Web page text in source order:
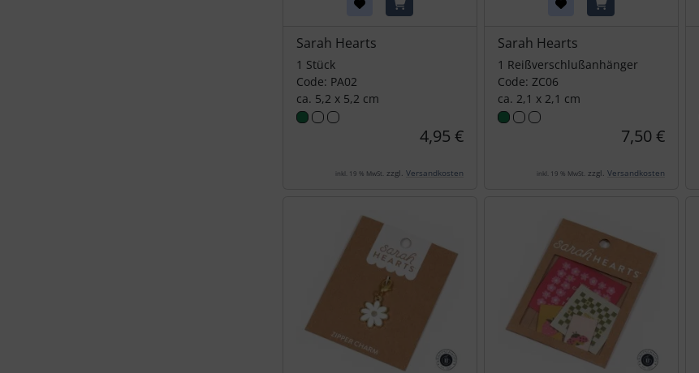
Sarah Hearts
1 Stück
Code: PA02
ca. 5,2 x 5,2 cm
4,95 €
inkl. 19 % MwSt. zzgl. Versandkosten
Sarah Hearts
1 Reißverschlußanhänger
Code: ZC06
ca. 2,1 x 2,1 cm
7,50 €
inkl. 19 % MwSt. zzgl. Versandkosten